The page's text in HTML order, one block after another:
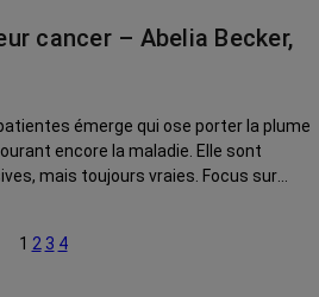
cancer – Abelia Becker,
émerge qui ose porter la plume
encore la maladie. Elle sont
mais toujours vraies. Focus sur
1 2 3 4